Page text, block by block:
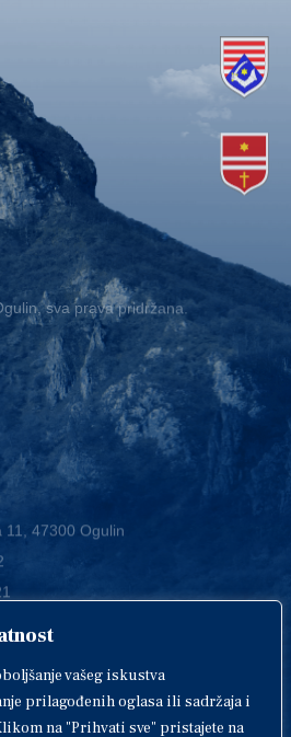
vašeg iskustva
prilagođenih oglasa ili sadržaja i
na "Prihvati sve" pristajete na
sva prava pridržana.
47300 Ogulin